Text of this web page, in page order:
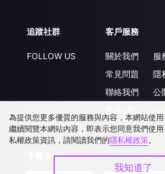
追蹤社群
FOLLOW US
客戶服務
關於我們
常見問題
聯絡我們
服
隱
公
下載 APP
為提供您更多優質的服務與內容，本網站使
繼續閱覽本網站內容，即表示您同意我們使
私權政策資訊，請閱讀我們的隱私權政策。
我知道了